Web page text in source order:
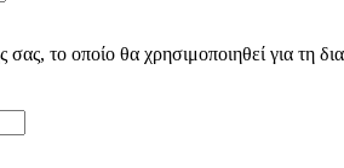
το οποίο θα χρησιμοποιηθεί για τη